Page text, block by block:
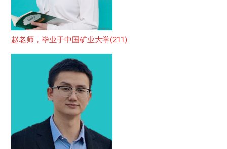
赵老师，毕业于中国矿业大学(211)